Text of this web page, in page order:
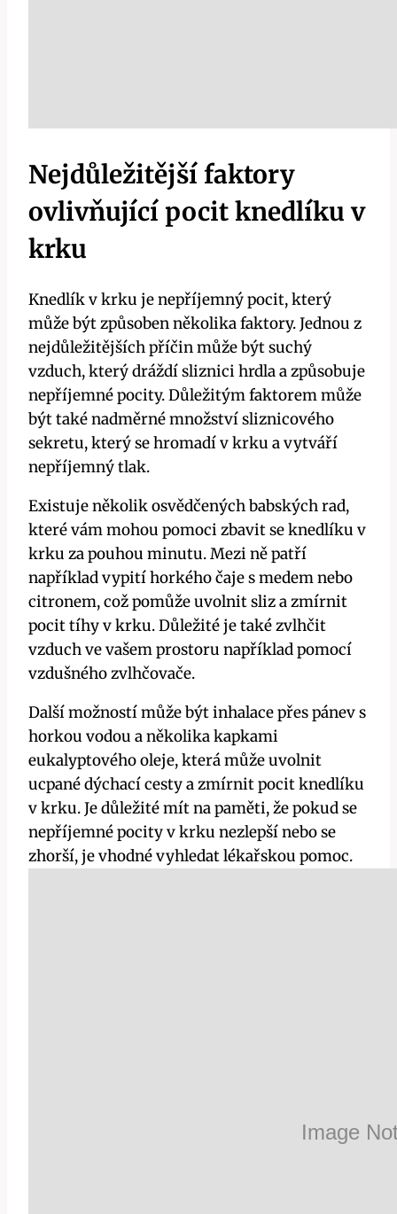
Nejdůležitější faktory
ovlivňující pocit⁢ knedlíku ⁢v
⁤krku
Knedlík v krku je‍ nepříjemný‌ pocit, který
může být způsoben několika faktory. Jednou z
nejdůležitějších příčin může být suchý
vzduch, který dráždí sliznici hrdla a způsobuje⁣
nepříjemné ⁣pocity. Důležitým ⁢faktorem může⁤
být také nadměrné⁢ množství sliznicového
sekretu, který se hromadí v‌ krku a vytváří
nepříjemný tlak.
Existuje několik osvědčených babských‌ rad,
které vám​ mohou pomoci​ zbavit se knedlíku ​v
krku za pouhou minutu. Mezi ně ⁣patří
například⁤ vypití horkého čaje s medem nebo
citronem, což⁤ pomůže uvolnit ​sliz a ⁣zmírnit
pocit tíhy v krku. Důležité je také zvlhčit
vzduch‍ ve vašem prostoru například⁤ pomocí
vzdušného zvlhčovače.
Další možností ​může být inhalace přes pánev ‌s
horkou vodou a několika kapkami
eukalyptového oleje, která může uvolnit
ucpané dýchací cesty a⁤ zmírnit pocit knedlíku⁣
v ‍krku. Je ⁢důležité​ mít‌ na paměti, že pokud se
nepříjemné pocity v krku ​nezlepší⁢ nebo se
zhorší, je vhodné vyhledat lékařskou⁣ pomoc.